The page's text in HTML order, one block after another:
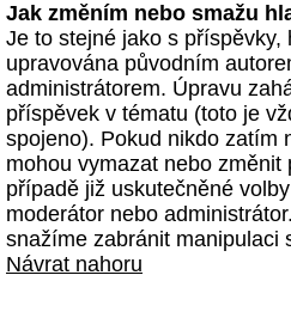
Jak změním nebo smažu
Je to stejné jako s příspěvky,
upravována původním
administrátorem. Úpravu
příspěvek v tématu (toto je
spojeno). Pokud nikdo zatím
mohou vymazat nebo
případě již uskutečněné
moderátor nebo
snažíme zabránit manipulaci
Návrat nahoru